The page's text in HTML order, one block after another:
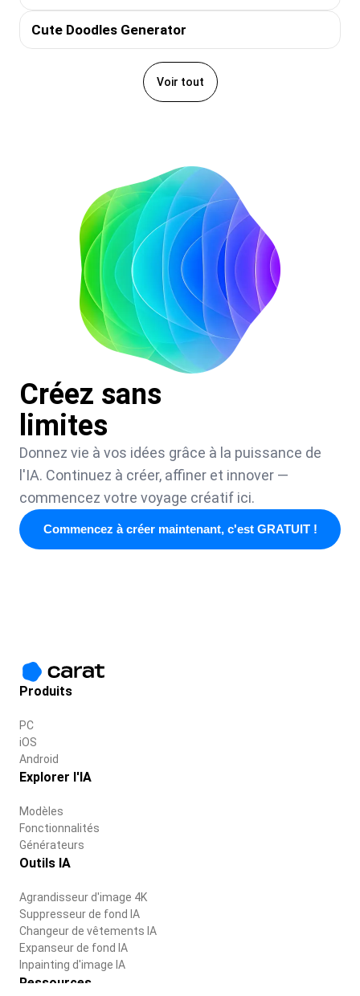
Cute Doodles Generator
Voir tout
Créez sans
limites
Donnez vie à vos idées grâce à la puissance de
l'IA. Continuez à créer, affiner et innover —
commencez votre voyage créatif ici.
Commencez à créer maintenant, c'est GRATUIT !
Produits
PC
iOS
Android
Explorer l'IA
Modèles
Fonctionnalités
Générateurs
Outils IA
Agrandisseur d'image 4K
Suppresseur de fond IA
Changeur de vêtements IA
Expanseur de fond IA
Inpainting d'image IA
Ressources